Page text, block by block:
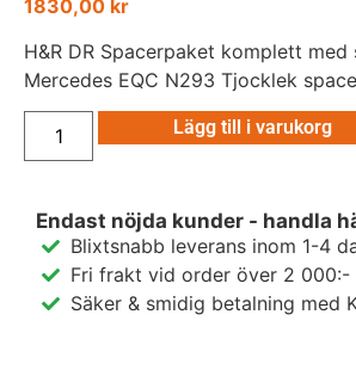
1830,00 kr
H&R DR Spacerpaket komplett
Mercedes EQC N293 Tjocklek
Lägg till i varukorg
Endast nöjda kunder - handla
Blixtsnabb leverans inom 1-4
Fri frakt vid order över 2 000:-
Säker & smidig betalning med